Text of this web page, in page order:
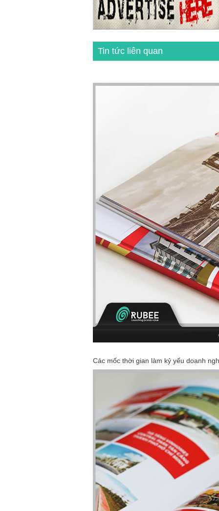
Tin tức liên quan
Các mốc thời gian làm kỷ yếu doanh